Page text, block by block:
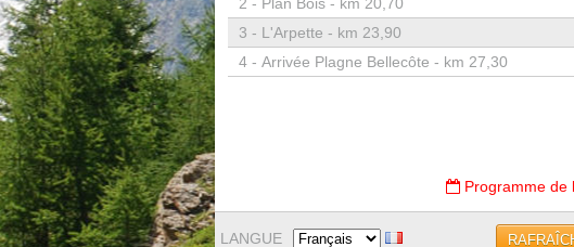
3 - L'Arpette - km 23,90
4 - Arrivée Plagne Bellecôte - km 27,30
Programme de
LANGUE